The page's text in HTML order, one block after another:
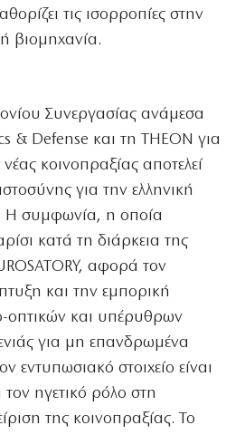
τις ισορροπίες στην
βιομηχανία.
Συνεργασίας ανάμεσα
& Defense και τη THEON για
κοινοπραξίας αποτελεί
για την ελληνική
Η συμφωνία, η οποία
κατά τη διάρκεια της
αφορά τον
και την εμπορική
οπτικών και υπέρυθρων
για μη επανδρωμένα
εντυπωσιακό στοιχείο είναι
τον ηγετικό ρόλο στη
της κοινοπραξίας. Το